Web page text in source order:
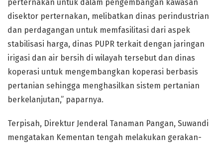
perternakan untuk dalam pengembangan kawasan
disektor perternakan, melibatkan dinas perindustrian
dan perdagangan untuk memfasilitasi dari aspek
stabilisasi harga, dinas PUPR terkait dengan jaringan
irigasi dan air bersih di wilayah tersebut dan dinas
koperasi untuk mengembangkan koperasi berbasis
pertanian sehingga menghasilkan sistem pertanian
berkelanjutan,” paparnya.
Terpisah, Direktur Jenderal Tanaman Pangan, Suwandi
mengatakan Kementan tengah melakukan gerakan-